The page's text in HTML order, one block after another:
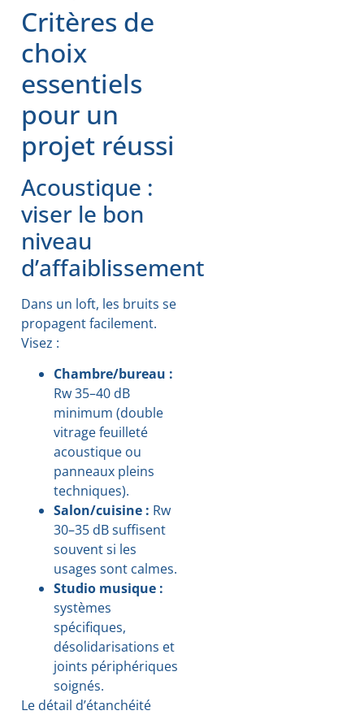
Critères de
choix
essentiels
pour un
projet réussi
Acoustique :
viser le bon
niveau
d’affaiblissement
Dans un loft, les bruits se
propagent facilement.
Visez :
Chambre/bureau :
Rw 35–40 dB
minimum (double
vitrage feuilleté
acoustique ou
panneaux pleins
techniques).
Salon/cuisine : Rw
30–35 dB suffisent
souvent si les
usages sont calmes.
Studio musique :
systèmes
spécifiques,
désolidarisations et
joints périphériques
soignés.
Le détail d’étanchéité